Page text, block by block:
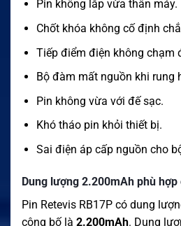
Pin không lắp vừa thân máy.
Chốt khóa không cố định
Tiếp điểm điện không chạm
Bộ đàm mất nguồn khi rung
Pin không vừa với đế sạc.
Khó tháo pin khỏi thiết bị.
Sai điện áp cấp nguồn cho
Dung lượng 2.200mAh phù
Pin Retevis RB17P có dung
công bố là 2.200mAh. Dung